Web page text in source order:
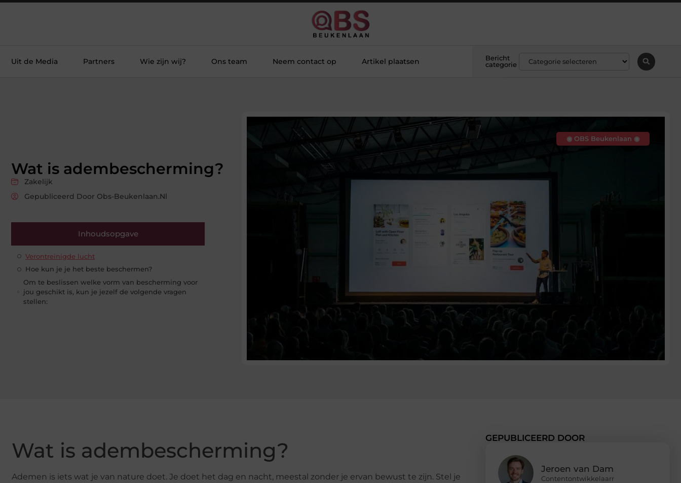
Uit de Media Partners Wie zijn wij? Ons team Neem contact op Artikel plaatsen
Bericht
categorie
Wat is adembescherming?
Zakelijk
Gepubliceerd Door Obs-Beukenlaan.nl
Inhoudsopgave
Verontreinigde lucht
Hoe kun je je het beste beschermen?
Om te beslissen welke vorm van bescherming voor
jou geschikt is, kun je jezelf de volgende vragen
stellen:
◉ OBS Beukenlaan ◉
Wat is adembescherming?
Ademen is iets wat je van nature doet. Je doet het dag en nacht, meestal zonder je ervan bewust te zijn. Stel je
GEPUBLICEERD DOOR
Jeroen van Dam
Contentontwikkelaarr